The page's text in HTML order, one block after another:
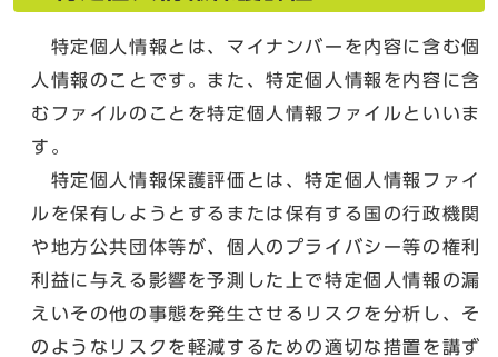
特定個人情報とは、マイナンバーを内容に含む個
人情報のことです。また、特定個人情報を内容に含
むファイルのことを特定個人情報ファイルといいま
す。
特定個人情報保護評価とは、特定個人情報ファイ
ルを保有しようとするまたは保有する国の行政機関
や地方公共団体等が、個人のプライバシー等の権利
利益に与える影響を予測した上で特定個人情報の漏
えいその他の事態を発生させるリスクを分析し、そ
のようなリスクを軽減するための適切な措置を講ず